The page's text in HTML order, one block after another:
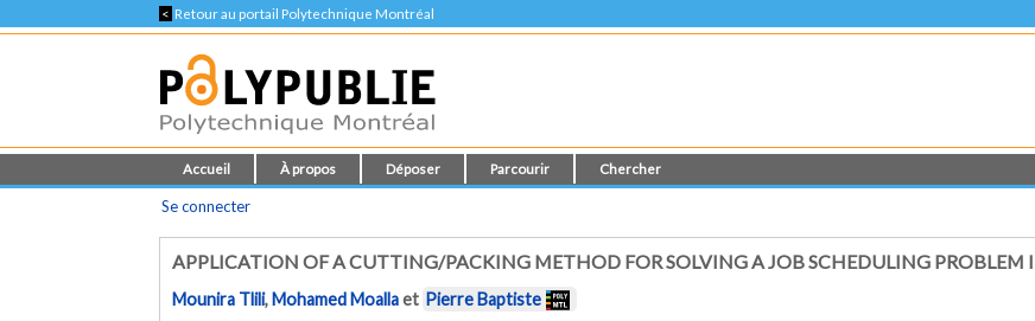
< Retour au portail Polytechnique Montréal
Accueil À propos Déposer Parcourir Chercher
Se connecter
APPLICATION OF A CUTTING/PACKING METHOD FOR SOLVING A JOB SCHEDULING PROBLEM
Mounira Tlili,Mohamed Moallaet Pierre Baptiste